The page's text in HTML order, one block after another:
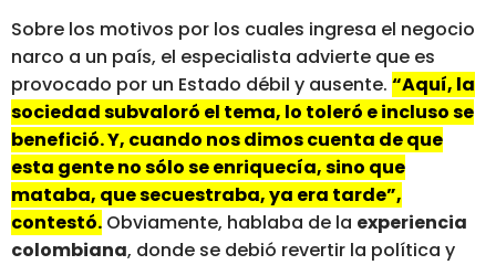
Sobre los motivos por los cuales ingresa el negocio
narco a un país, el especialista advierte que es
provocado por un Estado débil y ausente. “Aquí, la
sociedad subvaloró el tema, lo toleró e incluso se
benefició. Y, cuando nos dimos cuenta de que
esta gente no sólo se enriquecía, sino que
mataba, que secuestraba, ya era tarde”,
contestó. Obviamente, hablaba de la experiencia
colombiana, donde se debió revertir la política y